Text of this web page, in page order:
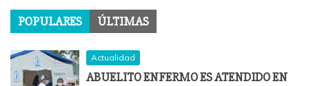
POPULARES ÚLTIMAS
Actualidad
ABUELITO ENFERMO ES ATENDIDO EN